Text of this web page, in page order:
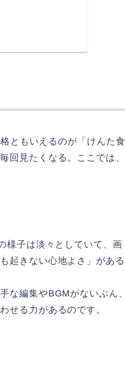
ともいえるのが「けんた食
回見たくなる。ここでは、
様子は淡々としていて、画
起きない心地よさ」がある
な編集やBGMがないぶん、
せる力があるのです。